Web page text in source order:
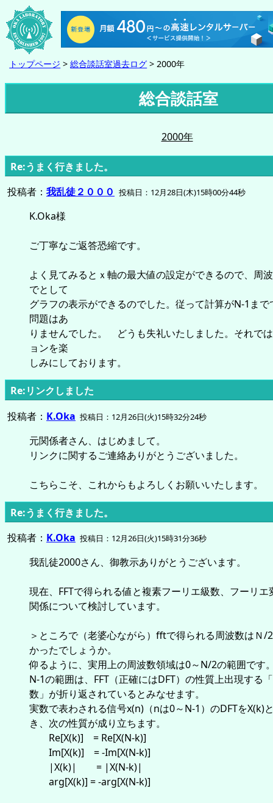
トップページ >総合談話室過去ログ > 2000年
総合談話室
2000年
Re:うまく行きました。
投稿者： 我乱徒２０００ 投稿日：12月28日(木)15時00分44秒
K.Oka様
ご丁寧なご返答恐縮です。
よく見てみるとｘ軸の最大値の設定ができるので、周
でとして
グラフの表示ができるのでした。従って計算がN-1まで
問題はあ
りませんでした。 どうも失礼いたしました。それで
ョンを楽
しみにしております。
Re:リンクしました
投稿者： K.Oka 投稿日：12月26日(火)15時32分24秒
元関係者さん、はじめまして。
リンクに関するご連絡ありがとうございました。
こちらこそ、これからもよろしくお願いいたします。
Re:うまく行きました。
投稿者： K.Oka 投稿日：12月26日(火)15時31分36秒
我乱徒2000さん、御教示ありがとうございます。
現在、FFTで得られる値と複素フーリエ級数、フーリエ
関係について検討しています。
＞ところで（老婆心ながら）fftで得られる周波数はＮ/
かったでしょうか。
仰るように、実用上の周波数領域は0～N/2の範囲です
N-1の範囲は、FFT（正確にはDFT）の性質上出現する
数」が折り返されているとみなせます。
実数で表わされる信号x(n)（nは0～N-1）のDFTをX(k)
き、次の性質が成り立ちます。
Re[X(k)] = Re[X(N-k)]
Im[X(k)] = -Im[X(N-k)]
|X(k)| = |X(N-k)|
arg[X(k)] = -arg[X(N-k)]